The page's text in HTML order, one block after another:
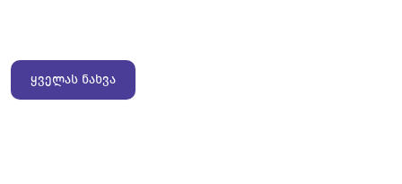
ყველას ნახვა